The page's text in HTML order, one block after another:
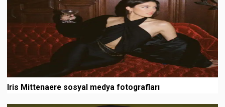
Iris Mittenaere sosyal medya fotografları